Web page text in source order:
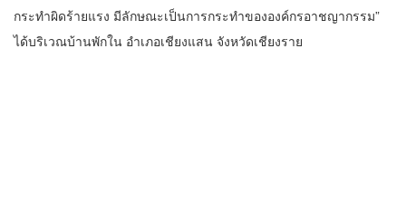
กระทำผิดร้ายแรง มีลักษณะเป็นการกระทำขององค์กรอาชญากรรม”
ได้บริเวณบ้านพักใน อำเภอเชียงแสน จังหวัดเชียงราย